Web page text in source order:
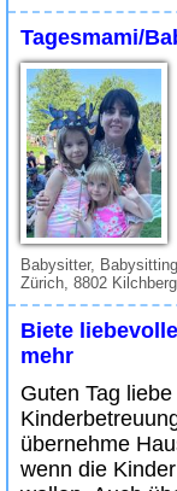
Tagesmami/
Babysitter,
Zürich, 8802
Biete
mehr
Guten Tag
übernehme
wenn die